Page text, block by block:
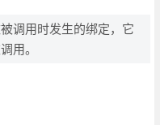
调用时发生的绑定，它
用。